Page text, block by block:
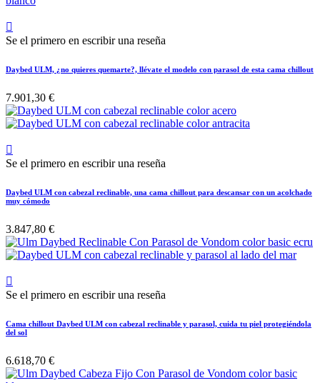

Se el primero en escribir una reseña
Daybed ULM, ¿no quieres quemarte?, llévate el modelo con parasol de esta cama chillout
7.901,30 €

Se el primero en escribir una reseña
Daybed ULM con cabezal reclinable, una cama chillout para descansar con un acolchado
muy cómodo
3.847,80 €

Se el primero en escribir una reseña
Cama chillout Daybed ULM con cabezal reclinable y parasol, cuida tu piel protegiéndola
del sol
6.618,70 €